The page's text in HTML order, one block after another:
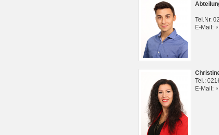
Tel.Nr.
E-Mail:
Tel.:
E-Mail: